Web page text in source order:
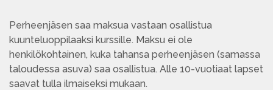
Perheenjäsen saa maksua vastaan osallistua
kuunteluoppilaaksi kurssille. Maksu ei ole
henkilökohtainen, kuka tahansa perheenjäsen (samassa
taloudessa asuva) saa osallistua. Alle 10-vuotiaat lapset
saavat tulla ilmaiseksi mukaan.